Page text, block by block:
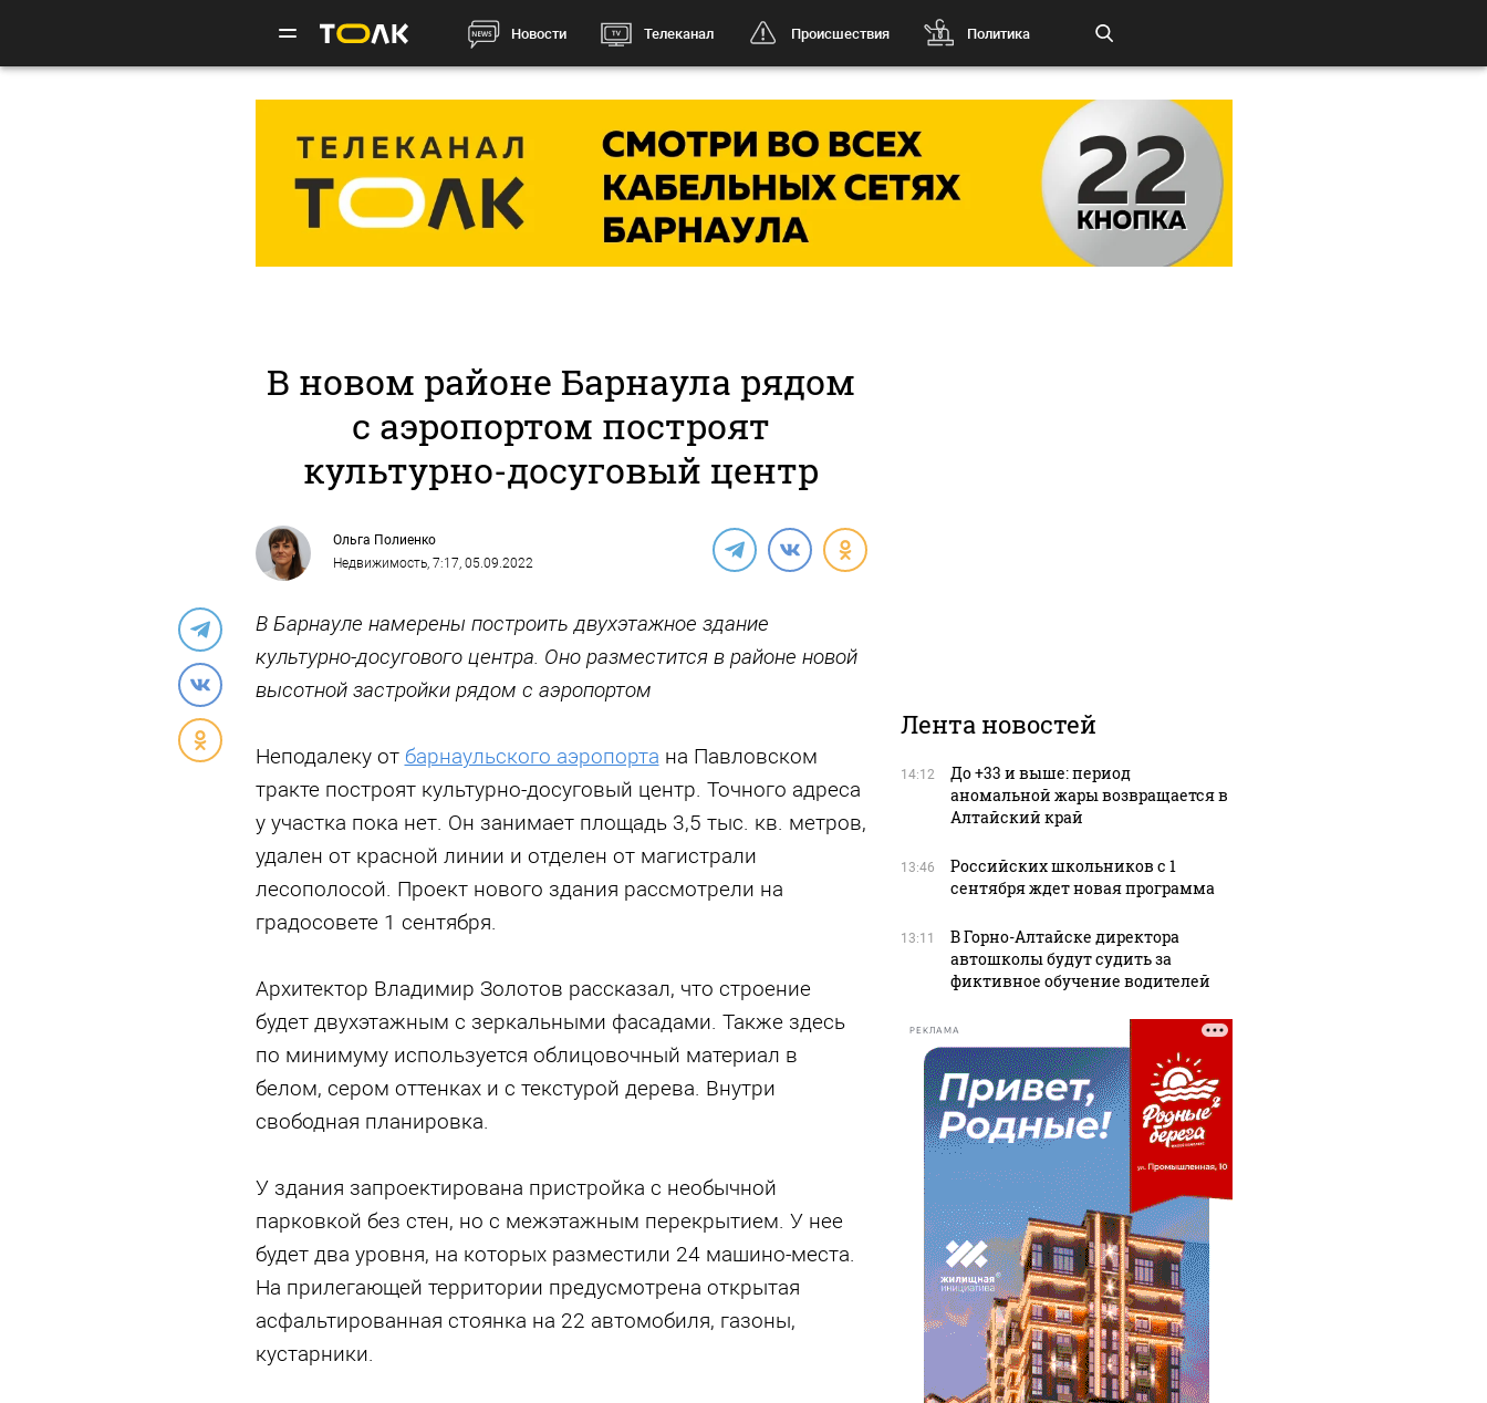
Новости Телеканал Происшествия Политика
В новом районе Барнаула рядом
с аэропортом построят
культурно-досуговый центр
Ольга Полиенко
Недвижимость, 7:17, 05.09.2022
В Барнауле намерены построить двухэтажное здание
культурно-досугового центра. Оно разместится в районе новой
высотной застройки рядом с аэропортом
Неподалеку от барнаульского аэропорта на Павловском
тракте построят культурно-досуговый центр. Точного адреса
у участка пока нет. Он занимает площадь 3,5 тыс. кв. метров,
удален от красной линии и отделен от магистрали
лесополосой. Проект нового здания рассмотрели на
градосовете 1 сентября.
Архитектор Владимир Золотов рассказал, что строение
будет двухэтажным с зеркальными фасадами. Также здесь
по минимуму используется облицовочный материал в
белом, сером оттенках и с текстурой дерева. Внутри
свободная планировка.
У здания запроектирована пристройка с необычной
парковкой без стен, но с межэтажным перекрытием. У нее
будет два уровня, на которых разместили 24 машино-места.
На прилегающей территории предусмотрена открытая
асфальтированная стоянка на 22 автомобиля, газоны,
кустарники.
Лента новостей
14:12
До +33 и выше: период
аномальной жары возвращается в
Алтайский край
13:46
Российских школьников с 1
сентября ждет новая программа
13:11
В Горно-Алтайске директора
автошколы будут судить за
фиктивное обучение водителей
РЕКЛАМА